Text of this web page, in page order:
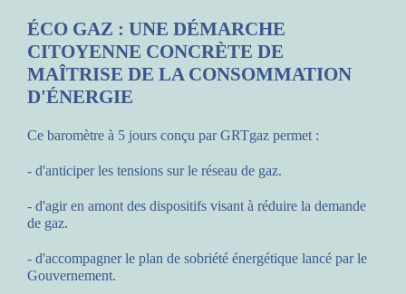
ÉCO GAZ : UNE DÉMARCHE
CITOYENNE CONCRÈTE DE
MAÎTRISE DE LA CONSOMMATION
D'ÉNERGIE
Ce baromètre à 5 jours conçu par GRTgaz permet :
- d'anticiper les tensions sur le réseau de gaz.
- d'agir en amont des dispositifs visant à réduire la demande
de gaz.
- d'accompagner le plan de sobriété énergétique lancé par le
Gouvernement.
Véritable météo de l’électricité, Écowatt conçu par RTE
qualifie en temps réel le niveau de consommation des
Français.
A chaque instant, des signaux clairs guident le consommateur
approvisionnement de tous en électricité.
Ainsi, chacun peut savoir à quel moment réduire sa
consommation pour éviter les coupures par exemple, lors des